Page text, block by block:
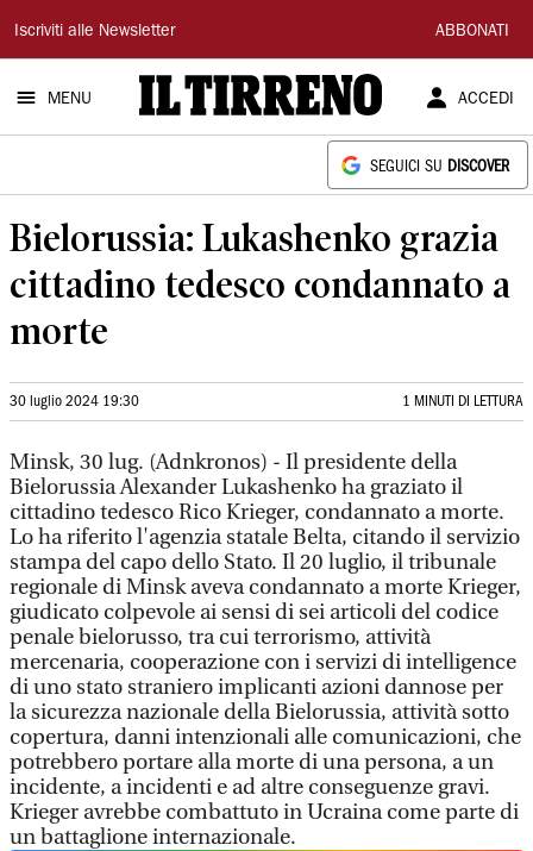
Il
Tirreno
Iscriviti alle Newsletter ABBONATI
MENU ACCEDI
SEGUICI SU DISCOVER
Bielorussia: Lukashenko grazia
cittadino tedesco condannato a
morte
30 luglio 2024 19:30 1 MINUTI DI LETTURA
Minsk, 30 lug. (Adnkronos) - Il presidente della
Bielorussia Alexander Lukashenko ha graziato il
cittadino tedesco Rico Krieger, condannato a morte.
Lo ha riferito l'agenzia statale Belta, citando il servizio
stampa del capo dello Stato. Il 20 luglio, il tribunale
regionale di Minsk aveva condannato a morte Krieger,
giudicato colpevole ai sensi di sei articoli del codice
penale bielorusso, tra cui terrorismo, attività
mercenaria, cooperazione con i servizi di intelligence
di uno stato straniero implicanti azioni dannose per
la sicurezza nazionale della Bielorussia, attività sotto
copertura, danni intenzionali alle comunicazioni, che
potrebbero portare alla morte di una persona, a un
incidente, a incidenti e ad altre conseguenze gravi.
Krieger avrebbe combattuto in Ucraina come parte di
un battaglione internazionale.